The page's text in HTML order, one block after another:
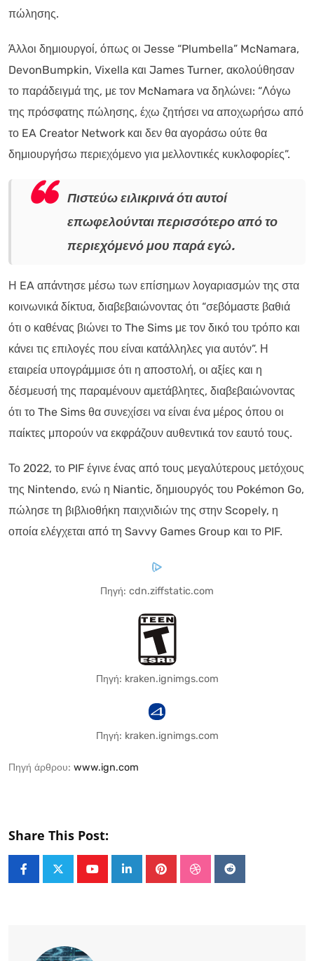
πώλησης.
Άλλοι δημιουργοί, όπως οι Jesse “Plumbella” McNamara,
DevonBumpkin, Vixella και James Turner, ακολούθησαν
το παράδειγμά της, με τον McNamara να δηλώνει: “Λόγω
της πρόσφατης πώλησης, έχω ζητήσει να αποχωρήσω από
το EA Creator Network και δεν θα αγοράσω ούτε θα
δημιουργήσω περιεχόμενο για μελλοντικές κυκλοφορίες”.
Πιστεύω ειλικρινά ότι αυτοί
επωφελούνται περισσότερο από το
περιεχόμενό μου παρά εγώ.
Η EA απάντησε μέσω των επίσημων λογαριασμών της στα
κοινωνικά δίκτυα, διαβεβαιώνοντας ότι “σεβόμαστε βαθιά
ότι ο καθένας βιώνει το The Sims με τον δικό του τρόπο και
κάνει τις επιλογές που είναι κατάλληλες για αυτόν”. Η
εταιρεία υπογράμμισε ότι η αποστολή, οι αξίες και η
δέσμευσή της παραμένουν αμετάβλητες, διαβεβαιώνοντας
ότι το The Sims θα συνεχίσει να είναι ένα μέρος όπου οι
παίκτες μπορούν να εκφράζουν αυθεντικά τον εαυτό τους.
Το 2022, το PIF έγινε ένας από τους μεγαλύτερους μετόχους
της Nintendo, ενώ η Niantic, δημιουργός του Pokémon Go,
πώλησε τη βιβλιοθήκη παιχνιδιών της στην Scopely, η
οποία ελέγχεται από τη Savvy Games Group και το PIF.
Πηγή: cdn.ziffstatic.com
Πηγή: kraken.ignimgs.com
Πηγή: kraken.ignimgs.com
Πηγή άρθρου: www.ign.com
Share This Post:
YoutubeLinkedInPinterestStumbleUpon
Reddit